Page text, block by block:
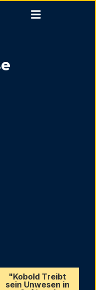
"Kobold Treibt
sein Unwesen in